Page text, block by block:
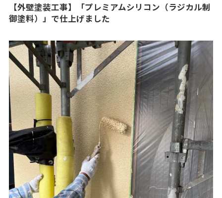
【外壁塗装工事】「プレミアムシリコン（ラジカル制
御塗料）」で仕上げました